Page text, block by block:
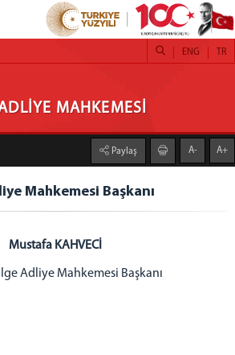
MAHKEMESİ
Mahkemesi Cumhuriyet
Vekili
MAHKEMESİ
TR
ENG
Paylaş A- A+
Mahkemesi Başkanı
Mustafa KAHVECİ
Adliye Mahkemesi Başkanı